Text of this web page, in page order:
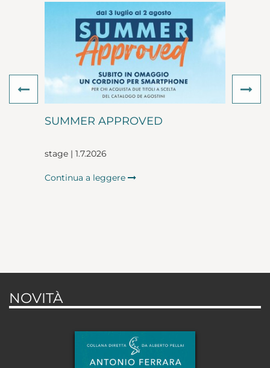
SUMMER APPROVED
stage | 1.7.2026
Continua a leggere
Previous
NOVITÀ